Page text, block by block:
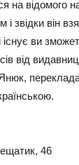
на відомого
звідки він
існує ви
від
46